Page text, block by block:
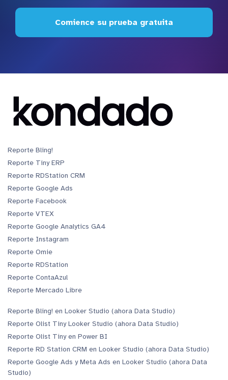
Comience su prueba gratuita
Reporte Bling!
Reporte Tiny ERP
Reporte RDStation CRM
Reporte Google Ads
Reporte Facebook
Reporte VTEX
Reporte Google Analytics GA4
Reporte Instagram
Reporte Omie
Reporte RDStation
Reporte ContaAzul
Reporte Mercado Libre
Reporte Bling! en Looker Studio (ahora Data Studio)
Reporte Olist Tiny Looker Studio (ahora Data Studio)
Reporte Olist Tiny en Power BI
Reporte RD Station CRM en Looker Studio (ahora Data Studio)
Reporte Google Ads y Meta Ads en Looker Studio (ahora Data
Studio)